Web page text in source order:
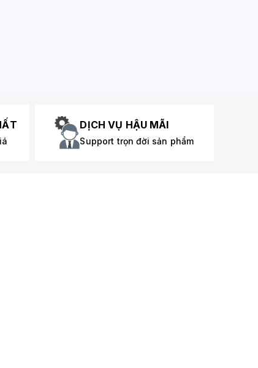
DỊCH VỤ HẬU MÃI
Support trọn đời sản phẩm